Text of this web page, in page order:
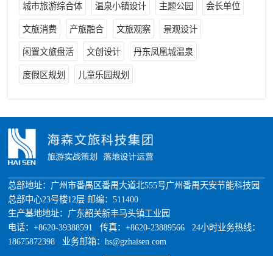
城市旅游综合体 温泉小镇设计 主题公园 会长单位
文旅消费 产旅融合 文旅观察 景观设计
闲置文旅盘活 文创设计 丹东凤凰城温泉
度假区规划 儿童乐园规划
总部地址：广州市番禺区番禺大道北555号广州番禺天安节能科技园
总部中心23号楼12层 邮编：511400
生产基地地址：广东韶关新丰马头镇工业园
电话：+8620-39388591 传真：+8620-23889566 24小时业务热线：
18675872398 业务邮箱：hs@gzhaisen.com